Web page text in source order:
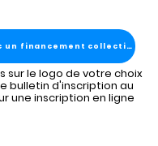
- Je m'inscris avec un financement collectivité
sur le logo de votre choix
bulletin d'inscription au
une inscription en ligne